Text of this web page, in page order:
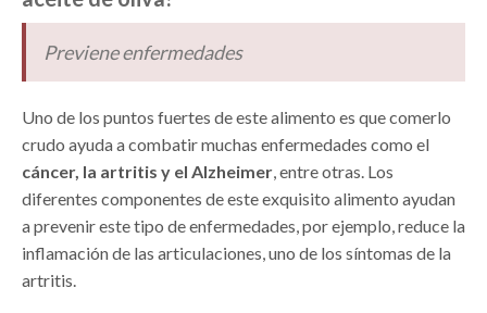
Previene enfermedades
Uno de los puntos fuertes de este alimento es que comerlo
crudo ayuda a combatir muchas enfermedades como el
cáncer, la artritis y el Alzheimer, entre otras. Los
diferentes componentes de este exquisito alimento ayudan
a prevenir este tipo de enfermedades, por ejemplo, reduce la
inflamación de las articulaciones, uno de los síntomas de la
artritis.